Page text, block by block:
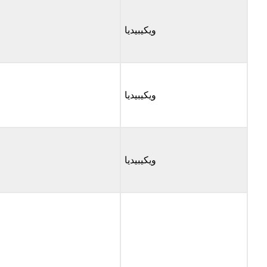
ويكيبيديا
ويكيبيديا
ويكيبيديا